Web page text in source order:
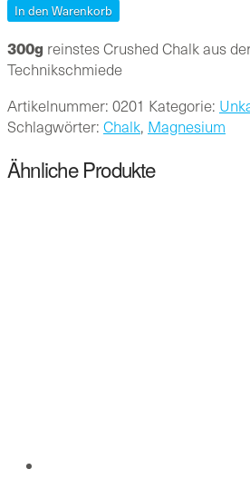
Crushed
Chalk
Menge
In den Warenkorb
300g reinstes Crushed Chalk aus
Technikschmiede
Artikelnummer: 0201 Kategorie:
Schlagwörter: Chalk, Magnesium
Ähnliche Produkte